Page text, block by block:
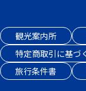
観光案内所
特定商取引に基づ
旅行条件書